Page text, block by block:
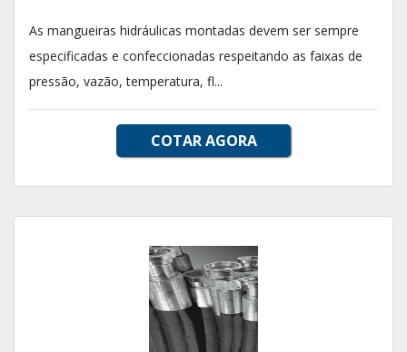
As mangueiras hidráulicas montadas devem ser sempre
especificadas e confeccionadas respeitando as faixas de
pressão, vazão, temperatura, fl...
COTAR AGORA